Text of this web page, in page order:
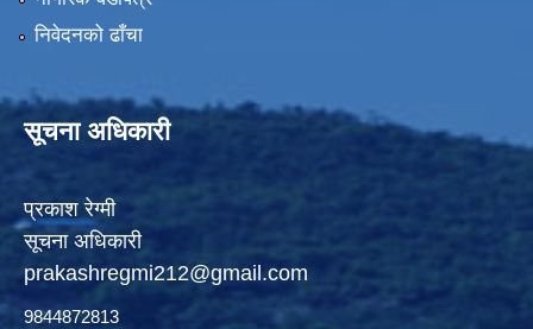
निवेदनको ढाँचा
सूचना अधिकारी
प्रकाश रेग्मी
सूचना अधिकारी
prakashregmi212@gmail.com
9844872813